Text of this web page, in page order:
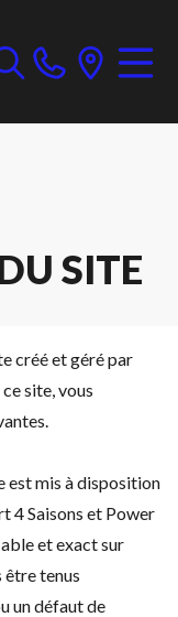
SITE
créé et géré par
site, vous
est mis à disposition
4 Saisons et Power
et exact sur
être tenus
un défaut de